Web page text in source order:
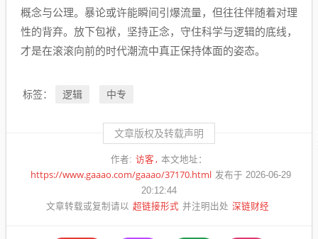
概念与公理。暴论或许能瞬间引爆流量，但往往伴随着对理
性的背弃。放下包袱，坚持正念，守住科学与逻辑的底线，
才是在滚滚向前的时代潮流中真正保持体面的姿态。
标签： 逻辑 中专
文章版权及转载声明
作者: 访客 本文地址：
https://www.gaaao.com/gaaao/37170.html 发布于 2026-06-29
20:12:44
文章转载或复制请以 超链接形式 并注明出处 深链财经